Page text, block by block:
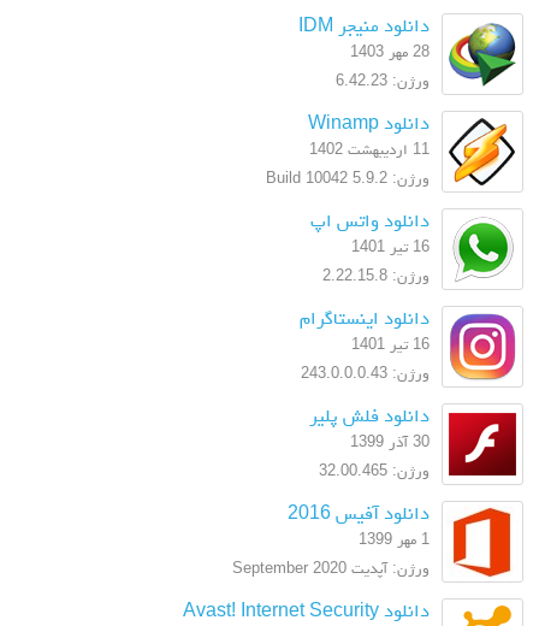
دانلود منیجر IDM
28 مهر 1403
ورژن: 6.42.23
دانلود Winamp
11 اردیبهشت 1402
ورژن: 5.9.2 Build 10042
دانلود واتس اپ
16 تیر 1401
ورژن: 2.22.15.8
دانلود اینستاگرام
16 تیر 1401
ورژن: 243.0.0.0.43
دانلود فلش پلیر
30 آذر 1399
ورژن: 32.00.465
دانلود آفیس 2016
1 مهر 1399
ورژن: آپدیت September 2020
دانلود Avast! Internet Security